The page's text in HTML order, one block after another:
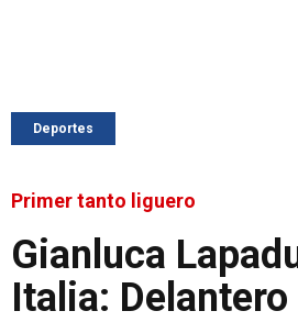
Deportes
Primer tanto liguero
Gianluca
Italia: